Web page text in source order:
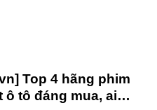
Top 4 hãng phim
ô tô đáng mua, ai